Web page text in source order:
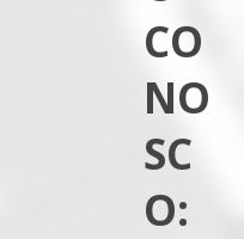
CO
NO
SC
O: